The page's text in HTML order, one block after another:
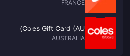
FRANCE
Coles Gift Card (AU)
AUSTRALIA